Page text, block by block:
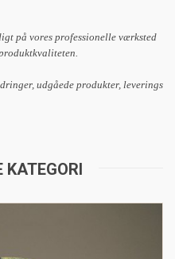
på vores professionelle værksted
udgåede produkter, leverings
KATEGORI